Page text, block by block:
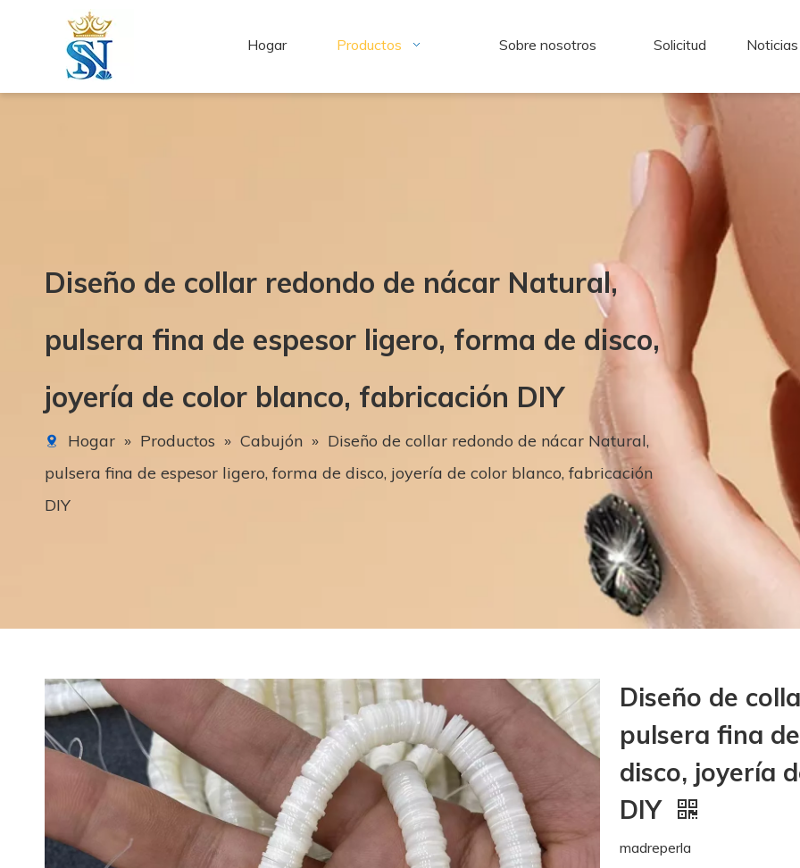
Hogar Productos Sobre nosotros Solicitud Noticias
Diseño de collar redondo de nácar Natural,
pulsera fina de espesor ligero, forma de disco,
joyería de color blanco, fabricación DIY
Hogar » Productos » Cabujón » Diseño de collar redondo de nácar Natural,
pulsera fina de espesor ligero, forma de disco, joyería de color blanco, fabricación
DIY
Diseño de
pulsera fina
disco, joyería
DIY
madreperla